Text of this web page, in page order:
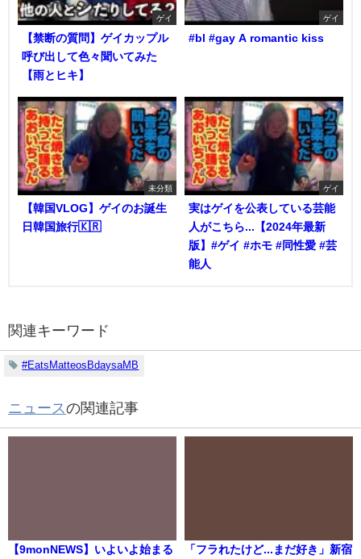
ゲイ
【禁断の質問】ゲイカップル
呼び出して色々聞いてみた
【雨とヒキ】
ゲイ
#bl #gay A romantic kiss
未分類
【韓国VLOG】ゲイのお誕生
日韓国旅行🇰🇷
ゲイ
実はゲイを公表している芸能
人がこちら...【2024年最新
版】#ゲイ #ホモ #同性愛 #芸
能人
関連キーワード
#EatsMatteosBdaysaMB
ニュースの関連記事
【9monNEWS】いよいよ始まる
「フラれたけど...まだ好き」新宿